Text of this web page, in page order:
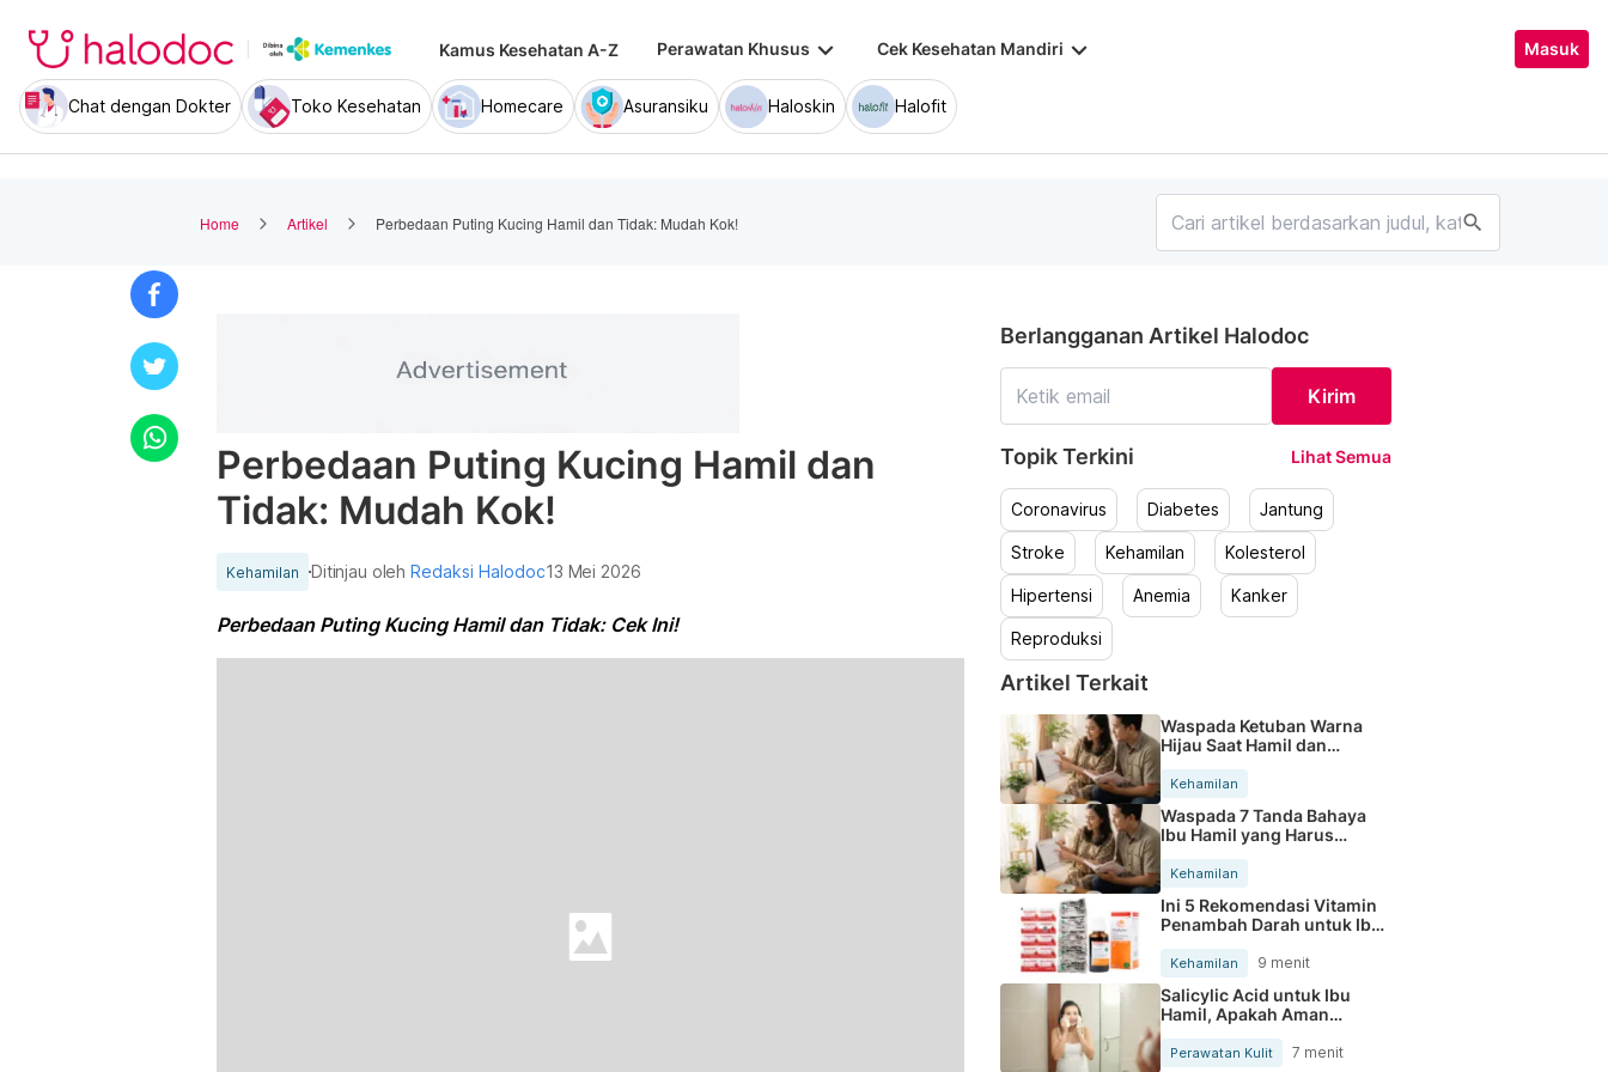
Kamus Kesehatan A-Z Perawatan Khusus keyboard_arrow_down Cek Kesehatan Mandiri keyboard_arrow_down Masuk
Chat dengan Dokter Toko Kesehatan Homecare Asuransiku Haloskin Halofit
Home Artikel Perbedaan Puting Kucing Hamil dan Tidak: Mudah Kok! search
Perbedaan Puting Kucing Hamil dan
Tidak: Mudah Kok!
Kehamilan Ditinjau olehRedaksi Halodoc13 Mei 2026
Perbedaan Puting Kucing Hamil dan Tidak: Cek Ini!
Berlangganan Artikel Halodoc
Kirim
Topik Terkini Lihat Semua
Coronavirus Diabetes Jantung
Stroke Kehamilan Kolesterol
Hipertensi Anemia Kanker
Reproduksi
Artikel Terkait
Waspada Ketuban Warna
Hijau Saat Hamil dan
Kehamilan
Waspada 7 Tanda Bahaya
Ibu Hamil yang Harus
Kehamilan
Ini 5 Rekomendasi Vitamin
Penambah Darah untuk Ibu
Kehamilan 9 menit
Salicylic Acid untuk Ibu
Hamil, Apakah Aman
Digunakan?
Perawatan Kulit 7 menit